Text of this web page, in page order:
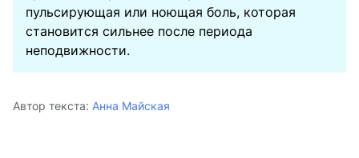
пульсирующая или ноющая боль, которая
становится сильнее после периода
неподвижности.
Автор текста: Анна Майская